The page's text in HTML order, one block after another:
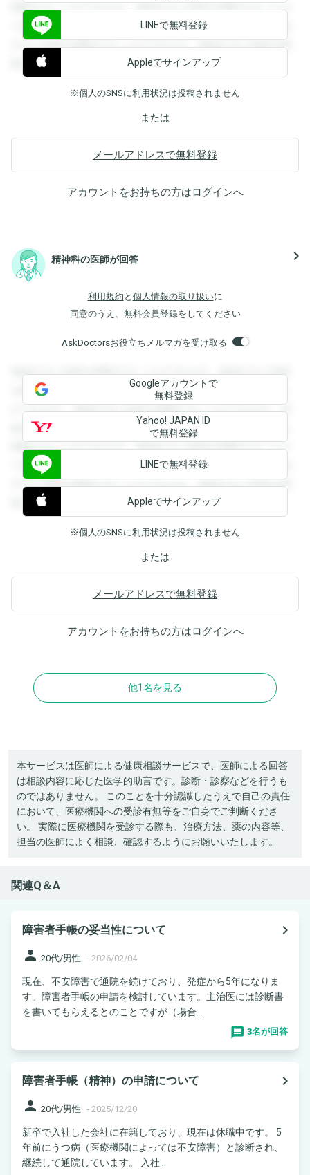
閲覧することができます。登録すると回答を閲覧することが
できます。登録すると回答を閲覧することができます。登録
すると回答を閲覧することができます。登録すると回答を閲
覧することができます。
LINEで無料登録
Appleでサインアップ
※個人のSNSに利用状況は投稿されません
または
メールアドレスで無料登録
アカウントをお持ちの方はログインへ
精神科の医師が回答 navigate_next
利用規約 と 個人情報の取り扱いに
同意のうえ、無料会員登録をしてください
AskDoctorsお役立ちメルマガを受け取る
登録すると回答を閲覧することができます。登録すると回答
を閲覧することができます。登録すると回答を閲覧すること
ができます。登録すると回答を閲覧することができます。登
録すると回答を閲覧することができます。登録すると回答を
閲覧することができます。登録すると回答を閲覧することが
できます。登録すると回答を閲覧することができます。登録
すると回答を閲覧することができます。登録すると回答を閲
覧することができます。
Googleアカウントで
無料登録
Yahoo! JAPAN ID
で無料登録
LINEで無料登録
Appleでサインアップ
※個人のSNSに利用状況は投稿されません
または
メールアドレスで無料登録
アカウントをお持ちの方はログインへ
他1名を見る
本サービスは医師による健康相談サービスで、医師による回答
は相談内容に応じた医学的助言です。診断・診察などを行うも
のではありません。 このことを十分認識したうえで自己の責任
において、医療機関への受診有無等をご自身でご判断くださ
い。 実際に医療機関を受診する際も、治療方法、薬の内容等、
担当の医師によく相談、確認するようにお願いいたします。
関連Q＆A
障害者手帳の妥当性について
navigate_next
person 20代/男性 - 2026/02/04
現在、不安障害で通院を続けており、発症から5年になりま
す。障害者手帳の申請を検討しています。主治医には診断書
を書いてもらえるとのことですが（場合...
3名が回答
障害者手帳（精神）の申請について
navigate_next
person 20代/男性 - 2025/12/20
新卒で入社した会社に在籍しており、現在は休職中です。 5
年前にうつ病（医療機関によっては不安障害）と診断され、
継続して通院しています。 入社...